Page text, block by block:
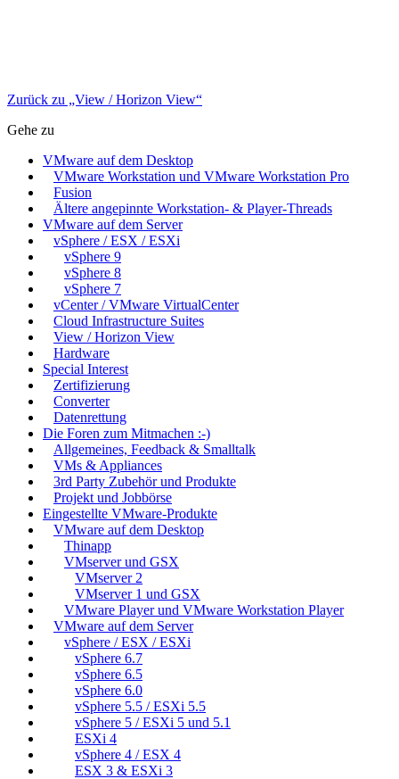
Zurück zu „View / Horizon View“
Gehe zu
VMware auf dem Desktop
VMware Workstation und VMware Workstation Pro
Fusion
Ältere angepinnte Workstation- & Player-Threads
VMware auf dem Server
vSphere / ESX / ESXi
vSphere 9
vSphere 8
vSphere 7
vCenter / VMware VirtualCenter
Cloud Infrastructure Suites
View / Horizon View
Hardware
Special Interest
Zertifizierung
Converter
Datenrettung
Die Foren zum Mitmachen :-)
Allgemeines, Feedback & Smalltalk
VMs & Appliances
3rd Party Zubehör und Produkte
Projekt und Jobbörse
Eingestellte VMware-Produkte
VMware auf dem Desktop
Thinapp
VMserver und GSX
VMserver 2
VMserver 1 und GSX
VMware Player und VMware Workstation Player
VMware auf dem Server
vSphere / ESX / ESXi
vSphere 6.7
vSphere 6.5
vSphere 6.0
vSphere 5.5 / ESXi 5.5
vSphere 5 / ESXi 5 und 5.1
ESXi 4
vSphere 4 / ESX 4
ESX 3 & ESXi 3